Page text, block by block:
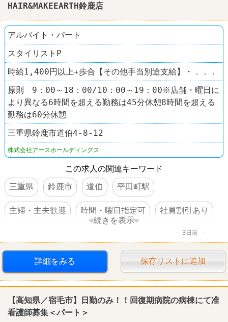
HAIR&MAKEEARTH鈴鹿店
アルバイト・パート
スタイリストP
時給1,400円以上+歩合【その他手当別途支給】・．．．
原則 9：00～18：00/10：00～19：00※店舗・曜日に
より異なる6時間を超える勤務は45分休憩8時間を超える
勤務は60分休憩
三重県鈴鹿市道伯4-8-12
株式会社アースホールディングス
この求人の関連キーワード
三重県
鈴鹿市 道伯 平田町駅
主婦・主夫歓迎 時間・曜日指定可 社員割引あり
大量募集
EARTH
続きを表示
3日前
詳細をみる 保存リストに追加
【高知県／宿毛市】日勤のみ！！回復期病院の病棟にて准
看護師募集＜パート＞